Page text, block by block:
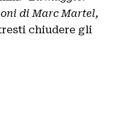
di Marc Martel,
chiudere gli